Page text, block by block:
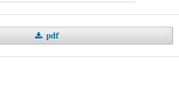
pdf